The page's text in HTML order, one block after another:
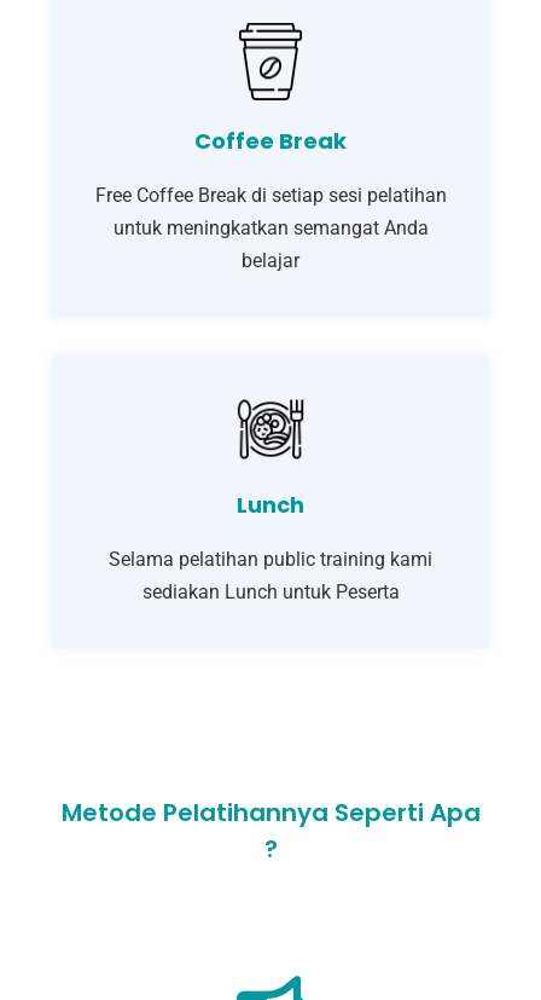
Coffee Break
Free Coffee Break di setiap sesi pelatihan
untuk meningkatkan semangat Anda
belajar
Lunch
Selama pelatihan public training kami
sediakan Lunch untuk Peserta
Metode Pelatihannya Seperti Apa
?